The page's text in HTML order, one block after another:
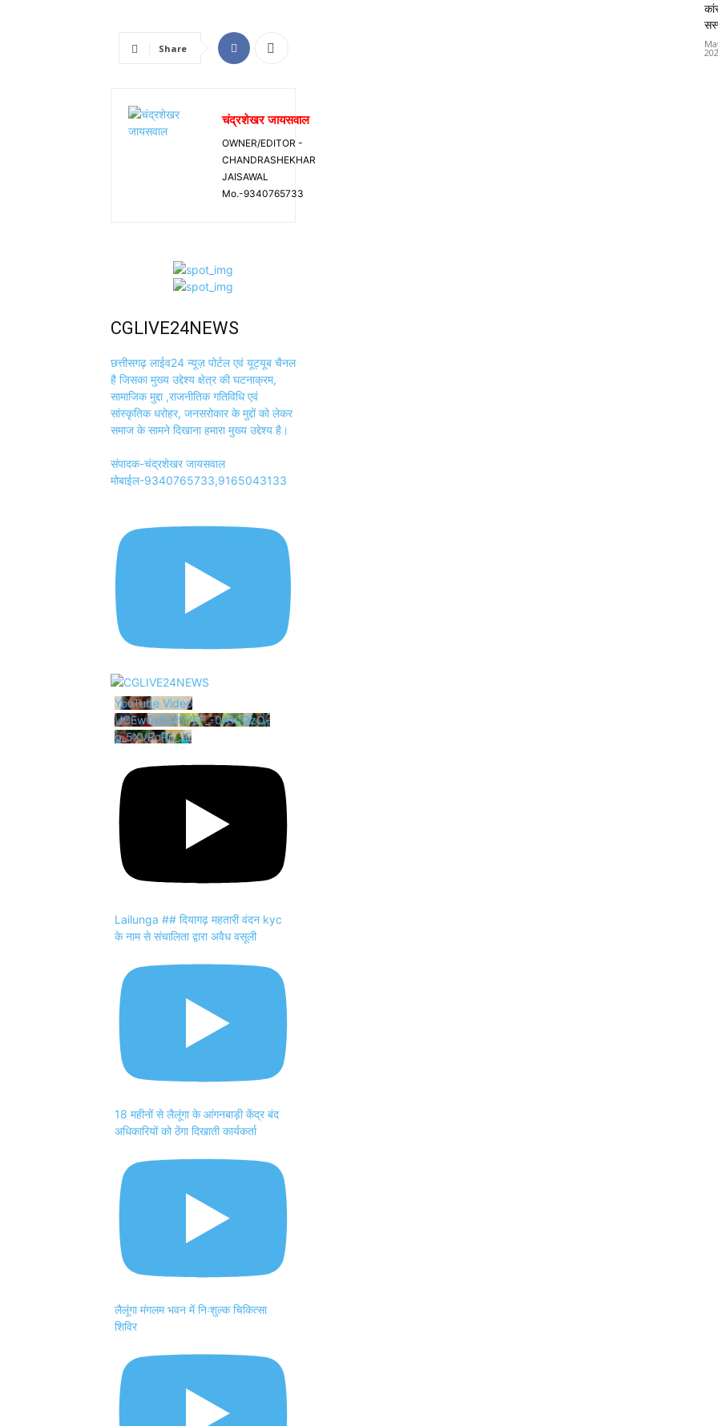
Share
चंद्रशेखर जायसवाल
OWNER/EDITOR -
CHANDRASHEKHAR
JAISAWAL
Mo.-9340765733
CGLIVE24NEWS
छत्तीसगढ़ लाईव24 न्यूज़ पोर्टल एवं यूट्यूब चैनल
है जिसका मुख्य उद्देश्य क्षेत्र की घटनाक्रम,
सामाजिक मुद्दा ,राजनीतिक गतिविधि एवं
सांस्कृतिक धरोहर, जनसरोकार के मुद्दों को लेकर
समाज के सामने दिखाना हमारा मुख्य उद्देश्य है।
संपादक-चंद्रशेखर जायसवाल
मोबाईल-9340765733,9165043133
YouTube Video
UCEwCsS3f5YEF_-0A1uOzO-
g_5XVRcRii_JE
Lailunga ## दियागढ़ महतारी वंदन kyc
के नाम से संचालिता द्वारा अवैध वसूली
18 महीनों से लैलूंगा के आंगनबाड़ी केंद्र बंद
अधिकारियों को ठेंगा दिखाती कार्यकर्ता
लैलूंगा मंगलम भवन में निःशुल्क चिकित्सा
शिविर